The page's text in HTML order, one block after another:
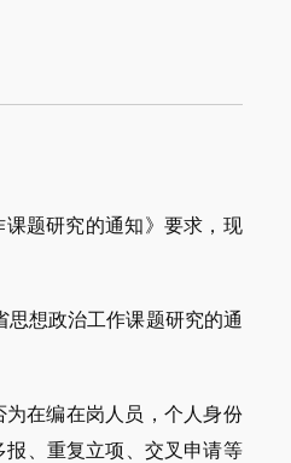
题研究的通知》要求，现
想政治工作课题研究的通
在编在岗人员，个人身份
、重复立项、交叉申请等